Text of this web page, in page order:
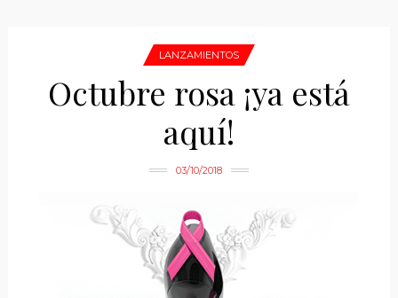
LANZAMIENTOS
Octubre rosa ¡ya está
aquí!
03/10/2018